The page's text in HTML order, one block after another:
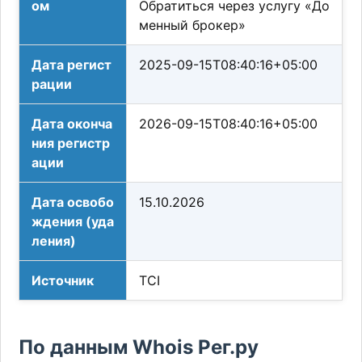
ом
Обратиться через услугу «До
менный брокер»
Дата регист
рации
2025-09-15T08:40:16+05:00
Дата оконча
ния регистр
ации
2026-09-15T08:40:16+05:00
Дата освобо
ждения (уда
ления)
15.10.2026
Источник TCI
По данным Whois Рег.ру